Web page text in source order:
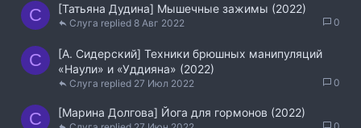
С [Татьяна Дудина] Мышечные зажимы (2022)
0
8 Авг 2022
Слуга
С
[А. Сидерский] Техники брюшных манипуляций
«Наули» и «Уддияна» (2022)
0
27 Июл 2022
Слуга
С [Марина Долгова] Йога для гормонов (2022)